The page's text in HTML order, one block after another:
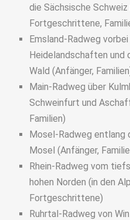
die Sächsische
Fortgeschrittene,
Emsland-Radweg
Heidelandschaften und
Wald (Anfänger,
Main-Radweg über
Schweinfurt und
Familien)
Mosel-Radweg entlang
Mosel (Anfänger,
Rhein-Radweg vom
hohen Norden (in den
Fortgeschrittene)
Ruhrtal-Radweg von